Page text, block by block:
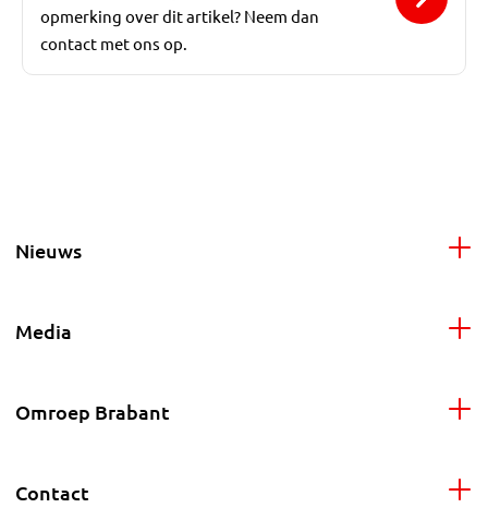
opmerking over dit artikel? Neem dan
contact met ons op.
Nieuws
Media
Omroep Brabant
Contact